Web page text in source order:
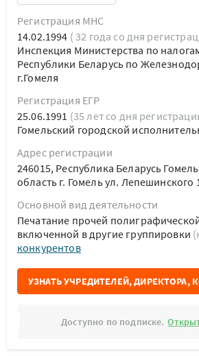
Регистрация МНС
14.02.1994 ( 32 года со дня
Инспекция Министерства по
Республики Беларусь по
г.Гомеля
Регистрация ЕГР
25.06.1991 (35 лет со дня
Гомельский городской
Адрес регистрации
246015, Республика Беларусь
область г. Гомель ул. Лепешинского
Основной вид деятельности
Печатание прочей
включенной в другие группировки
конкурентов
УЗНАТЬ УЧРЕДИТЕЛЕЙ, ДИРЕКТОРА,
Доступно по подписке.